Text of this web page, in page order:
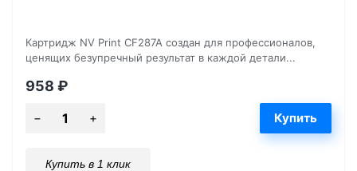
Картридж NV Print CF287A создан для профессионалов,
ценящих безупречный результат в каждой детали...
958 ₽
Купить в 1 клик